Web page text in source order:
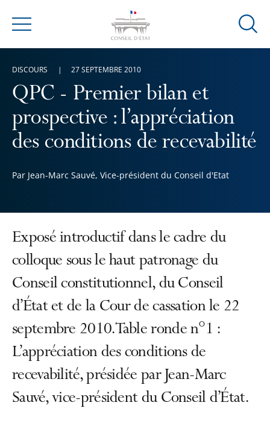
Menu
Ouvrir
QPC - Premier bilan et
prospective : l’appréciation
des conditions de recevabilité
Par Jean-Marc Sauvé, Vice-président du Conseil d'Etat
DISCOURS 27 SEPTEMBRE 2010
Exposé introductif dans le cadre du
colloque sous le haut patronage du
Conseil constitutionnel, du Conseil
d’État et de la Cour de cassation le 22
septembre 2010.Table ronde n°1 :
L’appréciation des conditions de
recevabilité, présidée par Jean-Marc
Sauvé, vice-président du Conseil d’État.